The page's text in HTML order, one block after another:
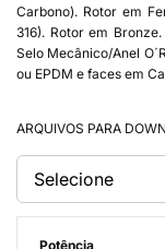
Carbono). Rotor em
316). Rotor em
Selo Mecânico/Anel
ou EPDM e faces em
ARQUIVOS PARA
Potência